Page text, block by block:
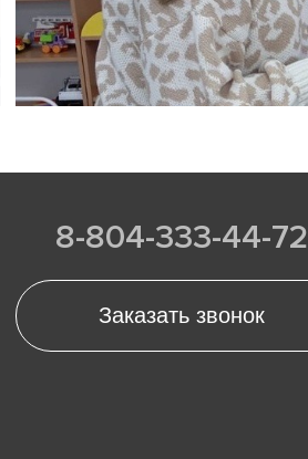
8-804-333-44-72